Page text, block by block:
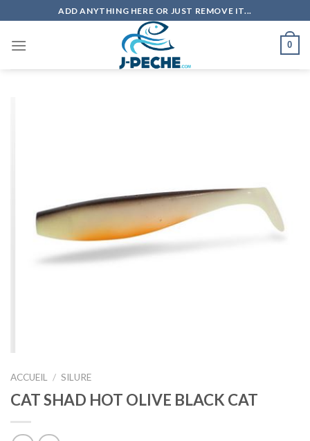
to
content
ADD ANYTHING HERE OR JUST REMOVE IT...
0
ACCUEIL / SILURE
CAT SHAD HOT OLIVE BLACK CAT